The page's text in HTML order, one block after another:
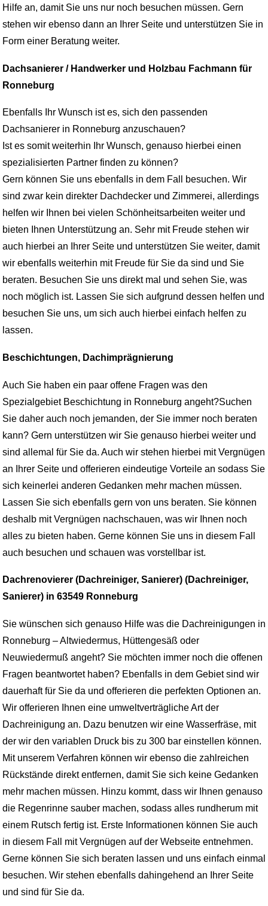
Hilfe an, damit Sie uns nur noch besuchen müssen. Gern
stehen wir ebenso dann an Ihrer Seite und unterstützen Sie in
Form einer Beratung weiter.
Dachsanierer / Handwerker und Holzbau Fachmann für
Ronneburg
Ebenfalls Ihr Wunsch ist es, sich den passenden
Dachsanierer in Ronneburg anzuschauen?
Ist es somit weiterhin Ihr Wunsch, genauso hierbei einen
spezialisierten Partner finden zu können?
Gern können Sie uns ebenfalls in dem Fall besuchen. Wir
sind zwar kein direkter Dachdecker und Zimmerei, allerdings
helfen wir Ihnen bei vielen Schönheitsarbeiten weiter und
bieten Ihnen Unterstützung an. Sehr mit Freude stehen wir
auch hierbei an Ihrer Seite und unterstützen Sie weiter, damit
wir ebenfalls weiterhin mit Freude für Sie da sind und Sie
beraten. Besuchen Sie uns direkt mal und sehen Sie, was
noch möglich ist. Lassen Sie sich aufgrund dessen helfen und
besuchen Sie uns, um sich auch hierbei einfach helfen zu
lassen.
Beschichtungen, Dachimprägnierung
Auch Sie haben ein paar offene Fragen was den
Spezialgebiet Beschichtung in Ronneburg angeht?Suchen
Sie daher auch noch jemanden, der Sie immer noch beraten
kann? Gern unterstützen wir Sie genauso hierbei weiter und
sind allemal für Sie da. Auch wir stehen hierbei mit Vergnügen
an Ihrer Seite und offerieren eindeutige Vorteile an sodass Sie
sich keinerlei anderen Gedanken mehr machen müssen.
Lassen Sie sich ebenfalls gern von uns beraten. Sie können
deshalb mit Vergnügen nachschauen, was wir Ihnen noch
alles zu bieten haben. Gerne können Sie uns in diesem Fall
auch besuchen und schauen was vorstellbar ist.
Dachrenovierer (Dachreiniger, Sanierer) (Dachreiniger,
Sanierer) in 63549 Ronneburg
Sie wünschen sich genauso Hilfe was die Dachreinigungen in
Ronneburg – Altwiedermus, Hüttengesäß oder
Neuwiedermuß angeht? Sie möchten immer noch die offenen
Fragen beantwortet haben? Ebenfalls in dem Gebiet sind wir
dauerhaft für Sie da und offerieren die perfekten Optionen an.
Wir offerieren Ihnen eine umweltverträgliche Art der
Dachreinigung an. Dazu benutzen wir eine Wasserfräse, mit
der wir den variablen Druck bis zu 300 bar einstellen können.
Mit unserem Verfahren können wir ebenso die zahlreichen
Rückstände direkt entfernen, damit Sie sich keine Gedanken
mehr machen müssen. Hinzu kommt, dass wir Ihnen genauso
die Regenrinne sauber machen, sodass alles rundherum mit
einem Rutsch fertig ist. Erste Informationen können Sie auch
in diesem Fall mit Vergnügen auf der Webseite entnehmen.
Gerne können Sie sich beraten lassen und uns einfach einmal
besuchen. Wir stehen ebenfalls dahingehend an Ihrer Seite
und sind für Sie da.